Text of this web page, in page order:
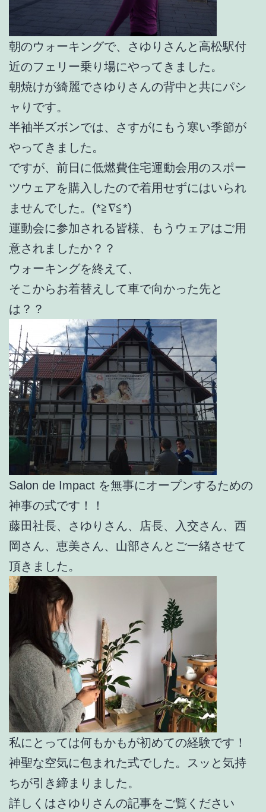
朝のウォーキングで、さゆりさんと高松駅付
近のフェリー乗り場にやってきました。
朝焼けが綺麗でさゆりさんの背中と共にパシ
ャりです。
半袖半ズボンでは、さすがにもう寒い季節が
やってきました。
ですが、前日に低燃費住宅運動会用のスポー
ツウェアを購入したので着用せずにはいられ
ませんでした。(*≧∇≦*)
運動会に参加される皆様、もうウェアはご用
意されましたか？？
ウォーキングを終えて、
そこからお着替えして車で向かった先と
は？？
Salon de Impact を無事にオープンするための
神事の式です！！
藤田社長、さゆりさん、店長、入交さん、西
岡さん、恵美さん、山部さんとご一緒させて
頂きました。
私にとっては何もかもが初めての経験です！
神聖な空気に包まれた式でした。スッと気持
ちが引き締まりました。
詳しくはさゆりさんの記事をご覧ください